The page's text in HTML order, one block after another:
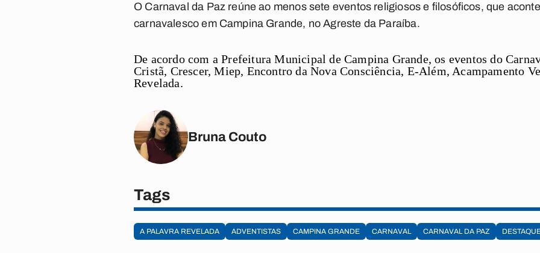
O Carnaval da Paz reúne ao menos sete eventos religiosos e filosóficos, que
carnavalesco em Campina Grande, no Agreste da Paraíba.
De acordo com a Prefeitura Municipal de Campina Grande, os eventos do
Cristã, Crescer, Miep, Encontro da Nova Consciência, E-Além, Acampamento
Revelada.
Bruna Couto
Tags
A PALAVRA REVELADA ADVENTISTAS CAMPINA GRANDE CARNAVAL CARNAVAL DA PAZ